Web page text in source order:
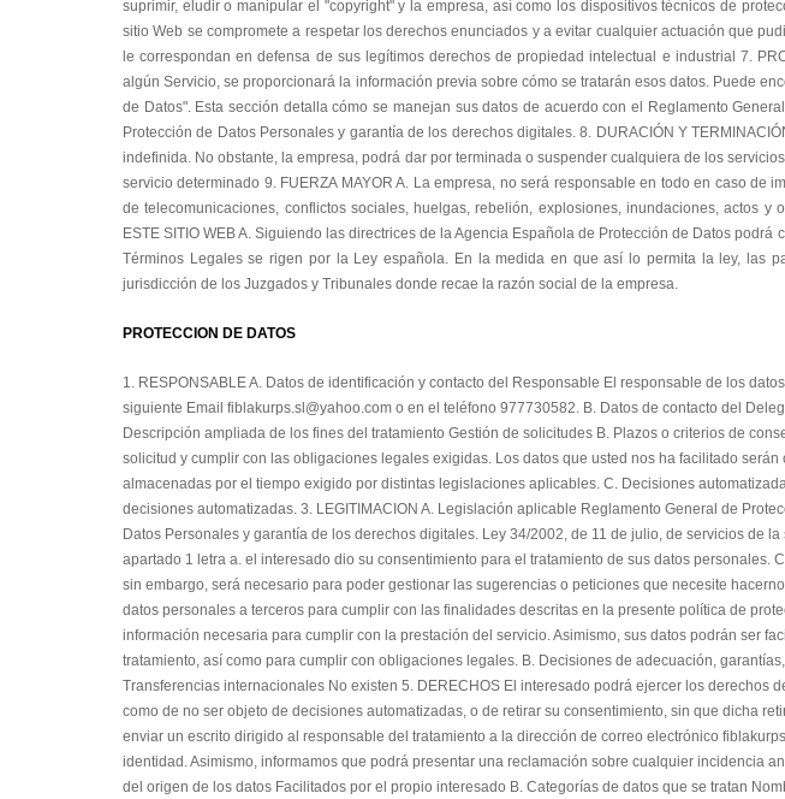
PROTECCION DE DATOS
1. RESPONSABLE A. Datos de identificación y contacto del Responsable El responsable de los
siguiente Email fiblakurps.sl@yahoo.com o en el teléfono 977730582. B. Datos de contacto del
Descripción ampliada de los fines del tratamiento Gestión de solicitudes B. Plazos o criterios de
solicitud y cumplir con las obligaciones legales exigidas. Los datos que usted nos ha facilitado
almacenadas por el tiempo exigido por distintas legislaciones aplicables. C. Decisiones
decisiones automatizadas. 3. LEGITIMACION A. Legislación aplicable Reglamento General de
Datos Personales y garantía de los derechos digitales. Ley 34/2002, de 11 de julio, de servicios de
apartado 1 letra a. el interesado dio su consentimiento para el tratamiento de sus datos
sin embargo, será necesario para poder gestionar las sugerencias o peticiones que necesite
datos personales a terceros para cumplir con las finalidades descritas en la presente política de
información necesaria para cumplir con la prestación del servicio. Asimismo, sus datos podrán ser
tratamiento, así como para cumplir con obligaciones legales. B. Decisiones de adecuación,
Transferencias internacionales No existen 5. DERECHOS El interesado podrá ejercer los
como de no ser objeto de decisiones automatizadas, o de retirar su consentimiento, sin que dicha
enviar un escrito dirigido al responsable del tratamiento a la dirección de correo electrónico
identidad. Asimismo, informamos que podrá presentar una reclamación sobre cualquier incidencia
del origen de los datos Facilitados por el propio interesado B. Categorías de datos que se tratan